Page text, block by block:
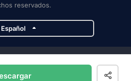
reservados.
Español